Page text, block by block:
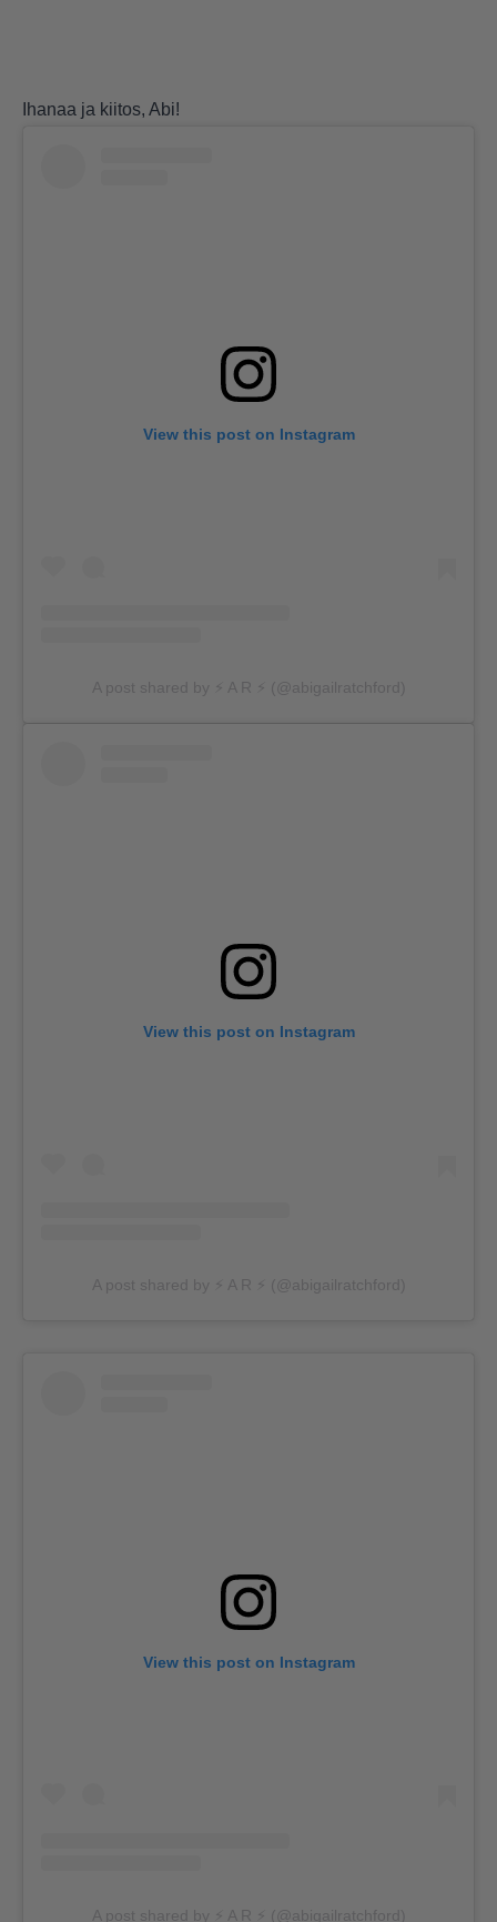
Ihanaa ja kiitos, Abi!
View this post on Instagram
A post shared by ⚡️ A R ⚡️ (@abigailratchford)
View this post on Instagram
A post shared by ⚡️ A R ⚡️ (@abigailratchford)
View this post on Instagram
A post shared by ⚡️ A R ⚡️ (@abigailratchford)